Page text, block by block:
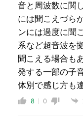
音と周波数に関
には聞こえづら
ンには過度に聞
系など超音波を
聞こえる場合も
発する一部の子
体別で感じ方も
8 0